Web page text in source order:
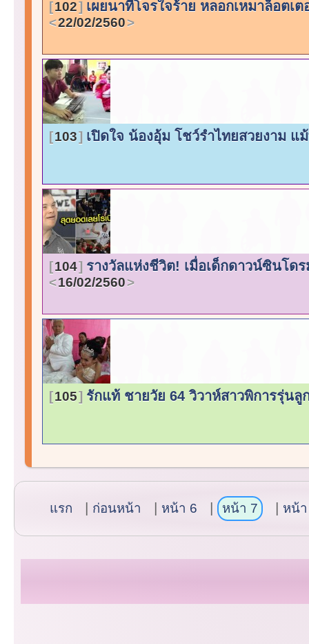
102 เผยนาทีโจรใจร้าย หลอกเหมาล็อต
22/02/2560
103 เปิดใจ น้องอุ้ม โชว์รำไทยสวยงาม
104 รางวัลแห่งชีวิต! เมื่อเด็กดาวน์ซินโ
16/02/2560
105 รักแท้ ชายวัย 64 วิวาห์สาวพิการรุ่น
แรก ก่อนหน้า หน้า 6 หน้า 7 หน้